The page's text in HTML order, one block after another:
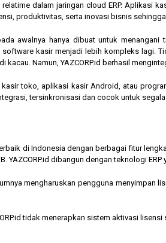
dalam jaringan cloud ERP. Aplikasi
produktivitas, serta inovasi bisnis
awalnya hanya dibuat untuk
kasir menjadi lebih kompleks lagi.
kacau. Namun, YAZCORP.id berhasil
toko, aplikasi kasir Android, atau
tersinkronisasi dan cocok untuk
di Indonesia dengan berbagai fitur
YAZCORP.id dibangun dengan teknologi
mengharuskan pengguna
tidak menerapkan sistem aktivasi